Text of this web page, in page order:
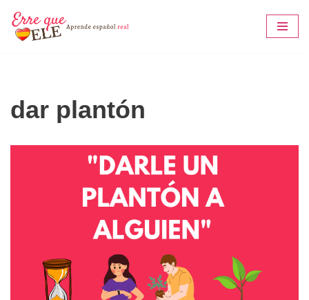
Saltar
dar plantón